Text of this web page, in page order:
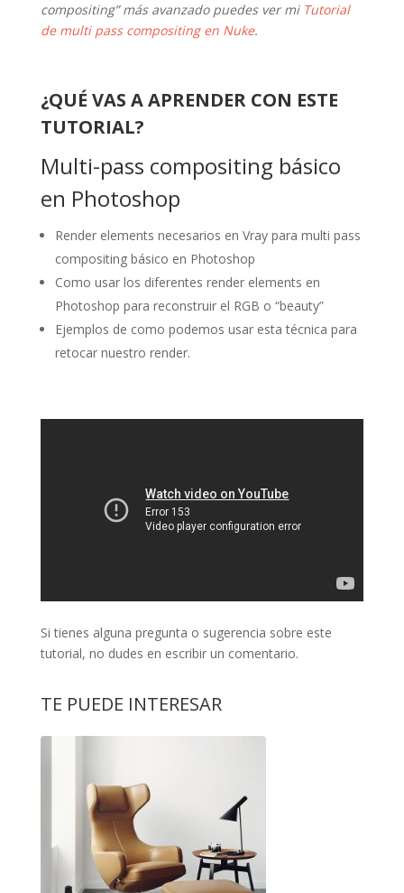
compositing” más avanzado puedes ver mi Tutorial
de multi pass compositing en Nuke.
¿QUÉ VAS A APRENDER CON ESTE
TUTORIAL?
Multi-pass compositing básico
en Photoshop
Render elements necesarios en Vray para multi pass
compositing básico en Photoshop
Como usar los diferentes render elements en
Photoshop para reconstruir el RGB o “beauty”
Ejemplos de como podemos usar esta técnica para
retocar nuestro render.
Si tienes alguna pregunta o sugerencia sobre este
tutorial, no dudes en escribir un comentario.
TE PUEDE INTERESAR